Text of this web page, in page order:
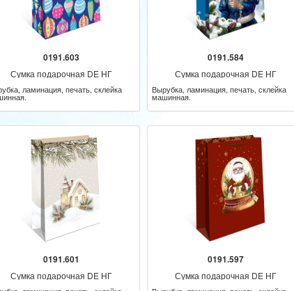
0191.603
Сумка подарочная DE НГ
ламинация, печать, склейка
0191.584
Сумка подарочная DE НГ
Вырубка, ламинация, печать, склейка
машинная.
0191.601
Сумка подарочная DE НГ
0191.597
Сумка подарочная DE НГ